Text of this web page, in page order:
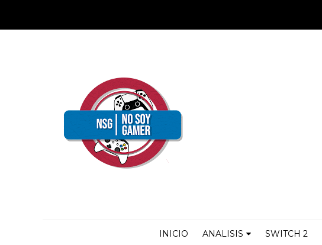
INICIO ANALISIS SWITCH 2